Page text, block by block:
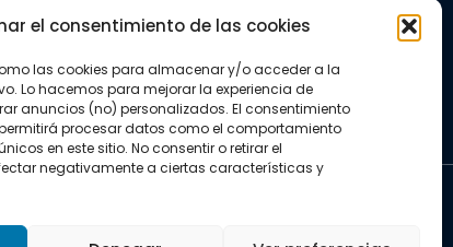
el consentimiento de las cookies
las cookies para almacenar y/o acceder a la
Lo hacemos para mejorar la experiencia de
anuncios (no) personalizados. El consentimiento
procesar datos como el comportamiento
en este sitio. No consentir o retirar el
negativamente a ciertas características y